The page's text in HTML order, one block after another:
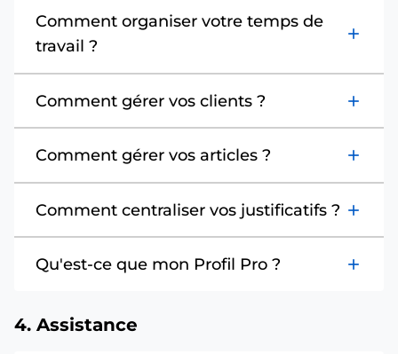
Comment organiser votre temps de
travail ?
add
Comment gérer vos clients ? add
Comment gérer vos articles ? add
Comment centraliser vos justificatifs ? add
Qu'est-ce que mon Profil Pro ? add
4. Assistance